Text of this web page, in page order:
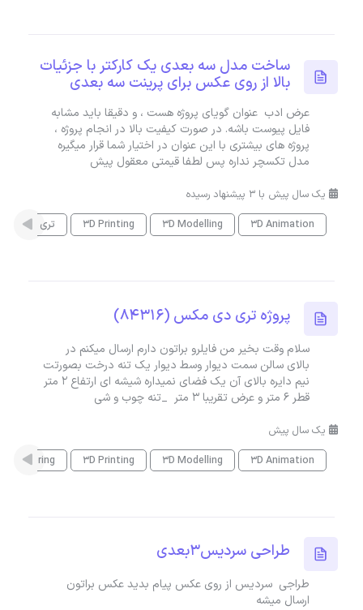
ساخت مدل سه بعدی یک کارکتر با جزئیات
بالا از روی عکس برای پرینت سه بعدی
عرض ادب عنوان گویای پروژه هست ، و دقیقا باید مشابه
فایل پیوست باشه. در صورت کیفیت بالا در انجام پروژه ،
پروژه های بیشتری با این عنوان در اختیار شما قرار میگیره
مدل تکسچر نداره پس لطفا قیمتی معقول پیش
یک سال پیش با 3 پیشنهاد رسیده
3D Animation
3D Modelling
3D Printing تری دی
پروژه تری دی مکس (84316)
سلام وقت بخیر من فایلرو براتون دارم ارسال میکنم در
بالای سالن سمت دیوار وسط دیوار یک تنه درخت بصورتت
نیم دایره بالای آن یک فضای نمیداره شیشه ای ارتفاع ۲ متر
قطر ۶ متر و عرض تقریبا ۳ متر _تنه چوب و شی
یک سال پیش
3D Animation
3D Modelling
3D Printing
Rendering
طراحی سردیس۳بعدی
طراجی سردیس از روی عکس پیام بدید عکس براتون
ارسال میشه